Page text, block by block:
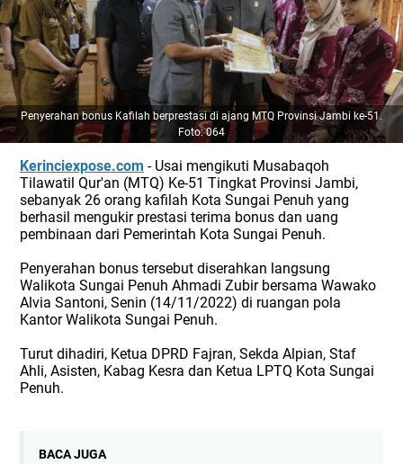
Penyerahan bonus Kafilah berprestasi di ajang MTQ Provinsi Jambi ke-51.
Foto: 064
Kerinciexpose.com - Usai mengikuti Musabaqoh
Tilawatil Qur'an (MTQ) Ke-51 Tingkat Provinsi Jambi,
sebanyak 26 orang kafilah Kota Sungai Penuh yang
berhasil mengukir prestasi terima bonus dan uang
pembinaan dari Pemerintah Kota Sungai Penuh.
Penyerahan bonus tersebut diserahkan langsung
Walikota Sungai Penuh Ahmadi Zubir bersama Wawako
Alvia Santoni, Senin (14/11/2022) di ruangan pola
Kantor Walikota Sungai Penuh.
Turut dihadiri, Ketua DPRD Fajran, Sekda Alpian, Staf
Ahli, Asisten, Kabag Kesra dan Ketua LPTQ Kota Sungai
Penuh.
BACA JUGA